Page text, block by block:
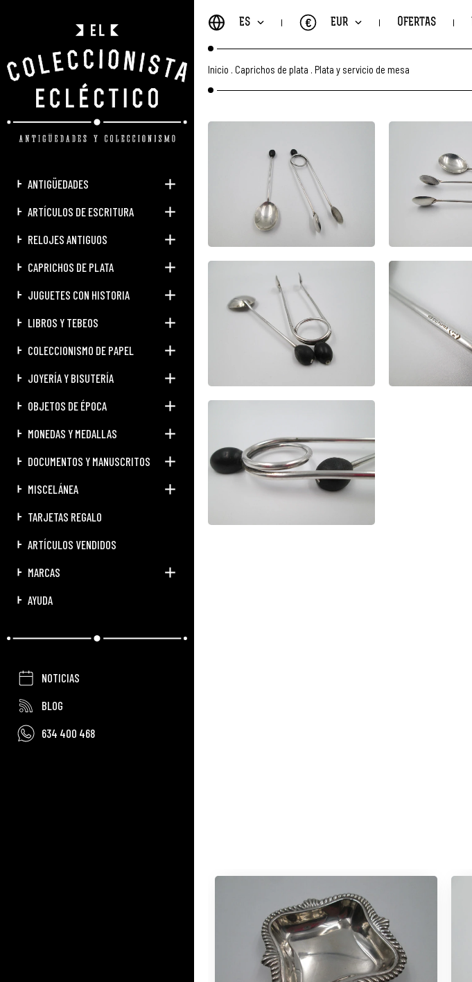
ANTIGÜEDADES
ARTÍCULOS DE ESCRITURA
RELOJES ANTIGUOS
CAPRICHOS DE PLATA
JUGUETES CON HISTORIA
LIBROS Y TEBEOS
COLECCIONISMO DE PAPEL
JOYERÍA Y BISUTERÍA
OBJETOS DE ÉPOCA
MONEDAS Y MEDALLAS
DOCUMENTOS Y MANUSCRITOS
MISCELÁNEA
TARJETAS REGALO
ARTÍCULOS VENDIDOS
MARCAS
AYUDA
NOTICIAS
BLOG
634 400 468
ES EUR
€ OFERTAS
Inicio Caprichos de plata Plata y servicio de mesa